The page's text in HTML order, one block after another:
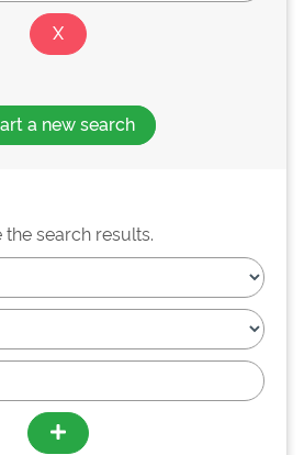
a new search
search results.